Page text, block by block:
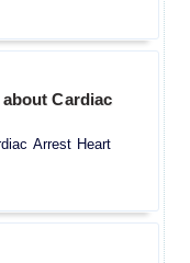
Cardiac
Arrest Heart